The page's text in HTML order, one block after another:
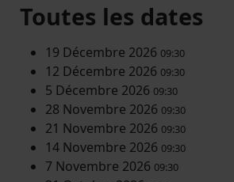
Toutes les dates
19 Décembre 2026 09:30
12 Décembre 2026 09:30
5 Décembre 2026 09:30
28 Novembre 2026 09:30
21 Novembre 2026 09:30
14 Novembre 2026 09:30
7 Novembre 2026 09:30